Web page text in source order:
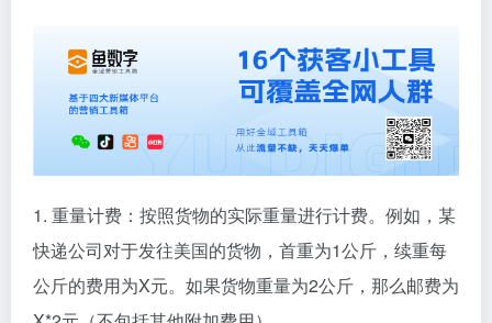
1. 重量计费：按照货物的实际重量进行计费。例如，某
快递公司对于发往美国的货物，首重为1公斤，续重每
公斤的费用为X元。如果货物重量为2公斤，那么邮费为